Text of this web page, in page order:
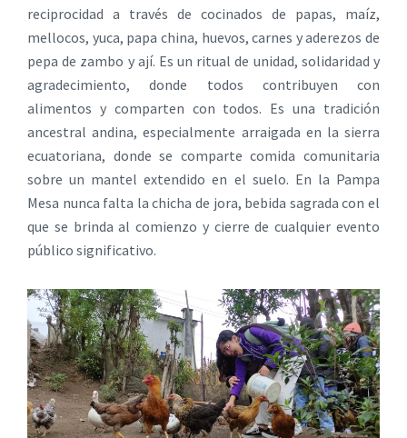
reciprocidad a través de cocinados de papas, maíz,
mellocos, yuca, papa china, huevos, carnes y aderezos de
pepa de zambo y ají. Es un ritual de unidad, solidaridad y
agradecimiento, donde todos contribuyen con
alimentos y comparten con todos. Es una tradición
ancestral andina, especialmente arraigada en la sierra
ecuatoriana, donde se comparte comida comunitaria
sobre un mantel extendido en el suelo. En la Pampa
Mesa nunca falta la chicha de jora, bebida sagrada con el
que se brinda al comienzo y cierre de cualquier evento
público significativo.